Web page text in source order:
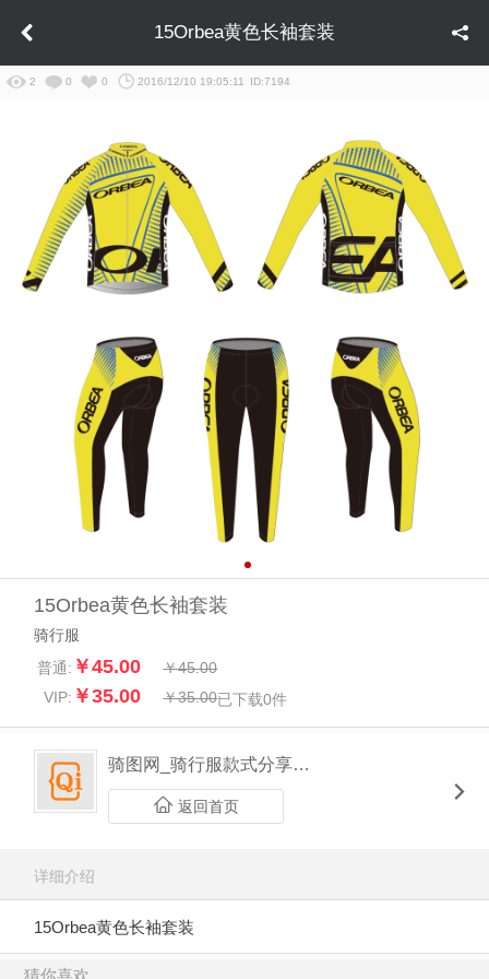
15Orbea黄色长袖套装
2 0 0 2016/12/10 19:05:11 ID:7194
15Orbea黄色长袖套装
骑行服
普通: ￥45.00
￥45.00
VIP: ￥35.00 ￥35.00已下载0件
骑图网_骑行服款式分享平台
返回首页
详细介绍
15Orbea黄色长袖套装